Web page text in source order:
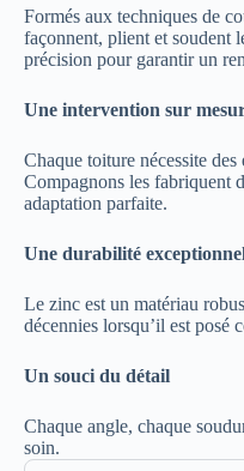
Formés aux techniques de
façonnent, plient et soudent
précision pour garantir un
Une intervention sur
Chaque toiture nécessite
Compagnons les fabriquent
adaptation parfaite.
Une durabilité
Le zinc est un matériau
décennies lorsqu’il est posé
Un souci du détail
Chaque angle, chaque
soin.